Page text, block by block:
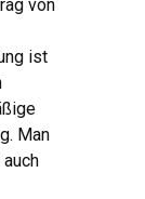
von
ist
Man